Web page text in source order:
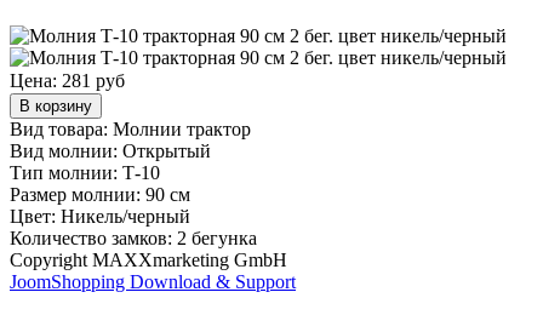
Цена: 281 руб
В корзину
Вид товара: Молнии трактор
Вид молнии: Открытый
Тип молнии: Т-10
Размер молнии: 90 см
Цвет: Никель/черный
Количество замков: 2 бегунка
Copyright MAXXmarketing GmbH
JoomShopping Download & Support